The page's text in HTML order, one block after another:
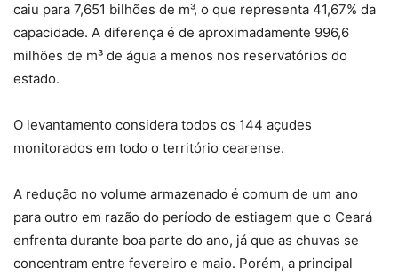
caiu para 7,651 bilhões de m³, o que representa 41,67% da
capacidade. A diferença é de aproximadamente 996,6
milhões de m³ de água a menos nos reservatórios do
estado.
O levantamento considera todos os 144 açudes
monitorados em todo o território cearense.
A redução no volume armazenado é comum de um ano
para outro em razão do período de estiagem que o Ceará
enfrenta durante boa parte do ano, já que as chuvas se
concentram entre fevereiro e maio. Porém, a principal